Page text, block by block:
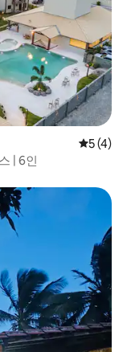
평점 5점
5 (4)
| 6인